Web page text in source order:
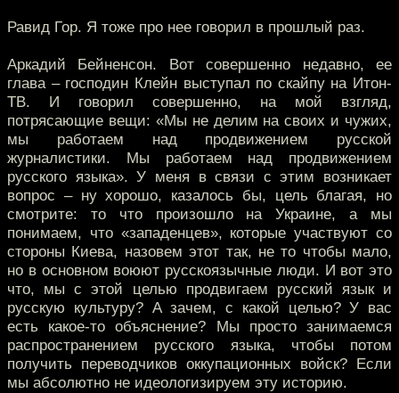
Равид Гор. Я тоже про нее говорил в прошлый раз.
Аркадий Бейненсон. Вот совершенно недавно, ее
глава – господин Клейн выступал по скайпу на Итон-
ТВ. И говорил совершенно, на мой взгляд,
потрясающие вещи: «Мы не делим на своих и чужих,
мы работаем над продвижением русской
журналистики. Мы работаем над продвижением
русского языка». У меня в связи с этим возникает
вопрос – ну хорошо, казалось бы, цель благая, но
смотрите: то что произошло на Украине, а мы
понимаем, что «западенцев», которые участвуют со
стороны Киева, назовем этот так, не то чтобы мало,
но в основном воюют русскоязычные люди. И вот это
что, мы с этой целью продвигаем русский язык и
русскую культуру? А зачем, с какой целью? У вас
есть какое-то объяснение? Мы просто занимаемся
распространением русского языка, чтобы потом
получить переводчиков оккупационных войск? Если
мы абсолютно не идеологизируем эту историю.